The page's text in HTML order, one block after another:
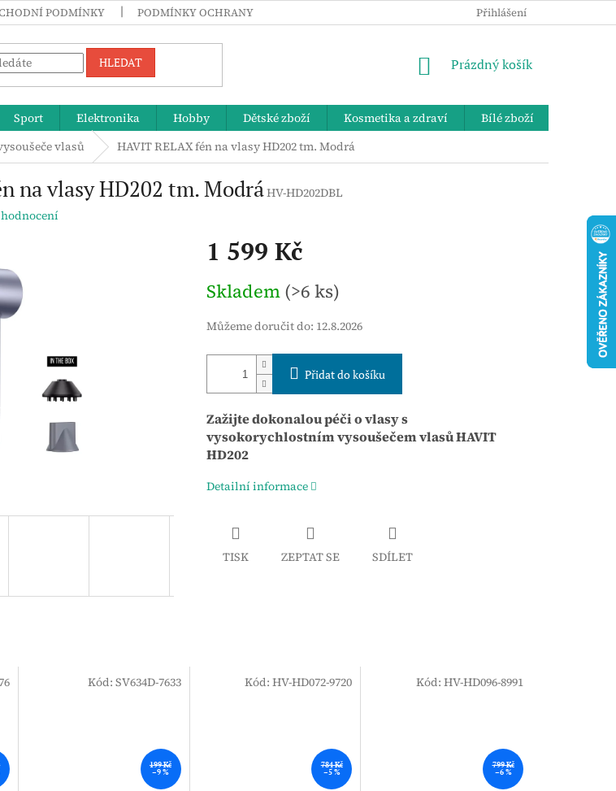
PODMÍNKY PODMÍNKY OCHRANY OSOBNÍCH ÚDAJŮ ZPĚTNÝ ODBĚR
Přihlášení
HLEDAT
NÁKUPNÍ
Prázdný košík
Sport Elektronika Hobby Dětské zboží Kosmetika a zdraví Bílé zboží
vlasů HAVIT RELAX fén na vlasy HD202 tm. Modrá
na vlasy HD202 tm. ModráHV-HD202DBL
1 599 Kč
cena:
Skladem (>6 ks)
Můžeme doručit do: 12.8.2026
Přidat do košíku
Zažijte dokonalou péči o vlasy s
vysokorychlostním vysoušečem vlasů HAVIT
HD202
Detailní informace
TISK ZEPTAT SE SDÍLET
199 Kč
–9 %
Kód: SV634D-7633
784 Kč
–5 %
Kód:HV-HD072-9720
799 Kč
–6 %
Kód: HV-HD096-8991